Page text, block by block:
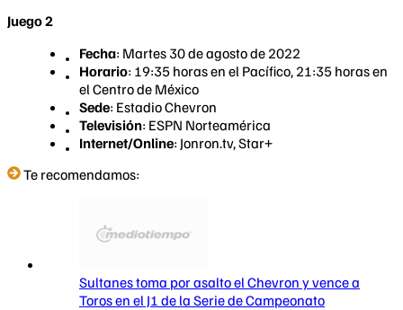
Juego 2
Fecha: Martes 30 de agosto de 2022
Horario: 19:35 horas en el Pacífico, 21:35 horas en
el Centro de México
Sede: Estadio Chevron
Televisión: ESPN Norteamérica
Internet/Online: Jonron.tv, Star+
Te recomendamos:
Sultanes toma por asalto el Chevron y vence a
Toros en el J1 de la Serie de Campeonato